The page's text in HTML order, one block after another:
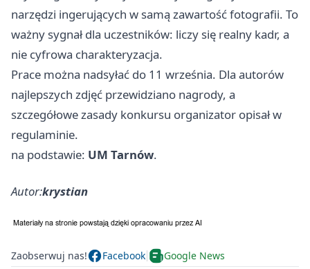
narzędzi ingerujących w samą zawartość fotografii. To
ważny sygnał dla uczestników: liczy się realny kadr, a
nie cyfrowa charakteryzacja.
Prace można nadsyłać do 11 września. Dla autorów
najlepszych zdjęć przewidziano nagrody, a
szczegółowe zasady konkursu organizator opisał w
regulaminie.
na podstawie: UM Tarnów.
Autor:krystian
Zaobserwuj nas! Facebook Google News